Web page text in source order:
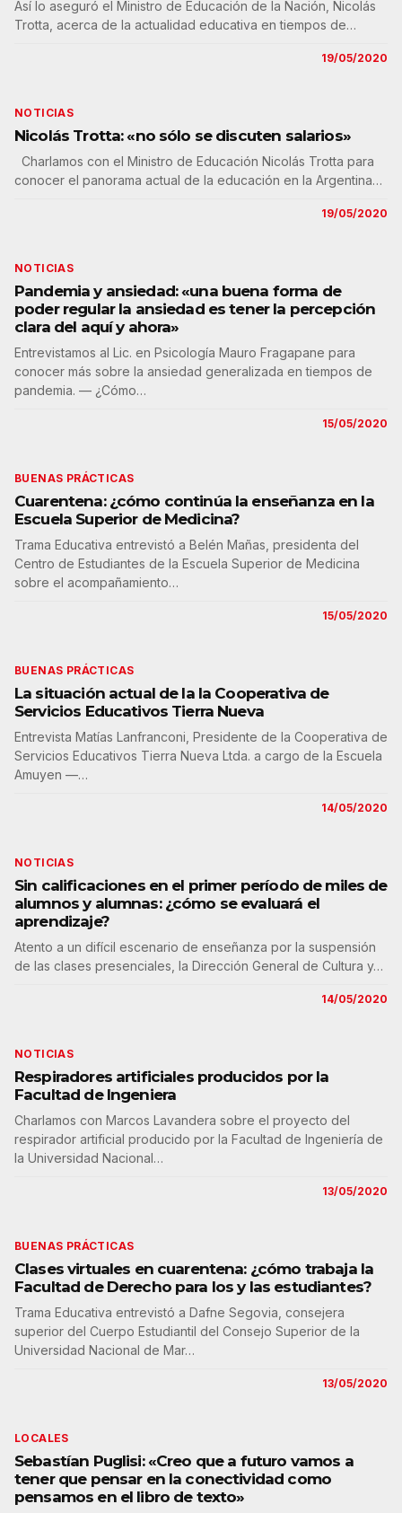
Así lo aseguró el Ministro de Educación de la Nación, Nicolás
Trotta, acerca de la actualidad educativa en tiempos de…
19/05/2020
NOTICIAS
Nicolás Trotta: «no sólo se discuten salarios»
Charlamos con el Ministro de Educación Nicolás Trotta para
conocer el panorama actual de la educación en la Argentina…
19/05/2020
NOTICIAS
Pandemia y ansiedad: «una buena forma de
poder regular la ansiedad es tener la percepción
clara del aquí y ahora»
Entrevistamos al Lic. en Psicología Mauro Fragapane para
conocer más sobre la ansiedad generalizada en tiempos de
pandemia. — ¿Cómo…
15/05/2020
BUENAS PRÁCTICAS
Cuarentena: ¿cómo continúa la enseñanza en la
Escuela Superior de Medicina?
Trama Educativa entrevistó a Belén Mañas, presidenta del
Centro de Estudiantes de la Escuela Superior de Medicina
sobre el acompañamiento…
15/05/2020
BUENAS PRÁCTICAS
La situación actual de la la Cooperativa de
Servicios Educativos Tierra Nueva
Entrevista Matías Lanfranconi, Presidente de la Cooperativa de
Servicios Educativos Tierra Nueva Ltda. a cargo de la Escuela
Amuyen —…
14/05/2020
NOTICIAS
Sin calificaciones en el primer período de miles de
alumnos y alumnas: ¿cómo se evaluará el
aprendizaje?
Atento a un difícil escenario de enseñanza por la suspensión
de las clases presenciales, la Dirección General de Cultura y…
14/05/2020
NOTICIAS
Respiradores artificiales producidos por la
Facultad de Ingeniera
Charlamos con Marcos Lavandera sobre el proyecto del
respirador artificial producido por la Facultad de Ingeniería de
la Universidad Nacional…
13/05/2020
BUENAS PRÁCTICAS
Clases virtuales en cuarentena: ¿cómo trabaja la
Facultad de Derecho para los y las estudiantes?
Trama Educativa entrevistó a Dafne Segovia, consejera
superior del Cuerpo Estudiantil del Consejo Superior de la
Universidad Nacional de Mar…
13/05/2020
LOCALES
Sebastían Puglisi: «Creo que a futuro vamos a
tener que pensar en la conectividad como
pensamos en el libro de texto»